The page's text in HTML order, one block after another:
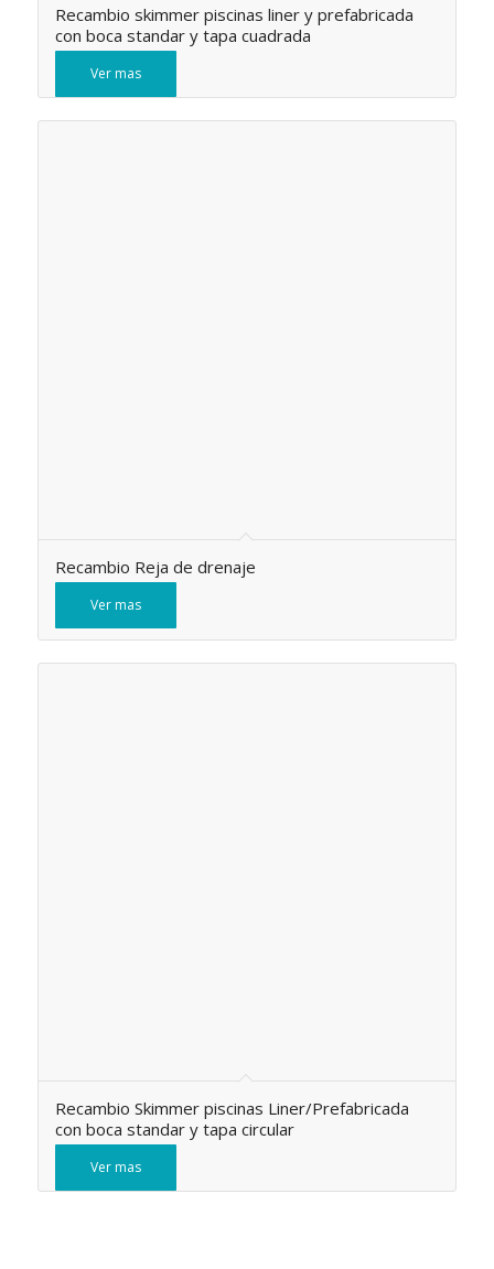
Recambio skimmer piscinas liner y prefabricada
con boca standar y tapa cuadrada
Ver mas
Recambio Reja de drenaje
Ver mas
Recambio Skimmer piscinas Liner/Prefabricada
con boca standar y tapa circular
Ver mas